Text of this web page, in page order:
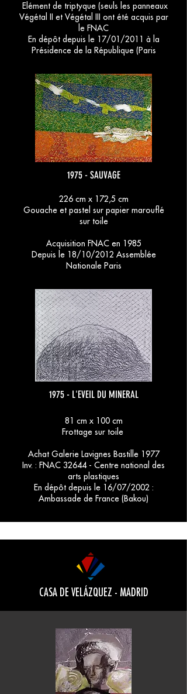
Elément de triptyque (seuls les panneaux
Végétal II et Végétal III ont été acquis par
le FNAC
En dépôt depuis le 17/01/2011 à la
Présidence de la République (Paris
1975 - SAUVAGE
226 cm x 172,5 cm
Gouache et pastel sur papier marouflé
sur toile
Acquisition FNAC en 1985
Depuis le 18/10/2012 Assemblée
Nationale Paris
1975 - L'EVEIL DU MINERAL
81 cm x 100 cm
Frottage sur toile
Achat Galerie Lavignes Bastille 1977
Inv. : FNAC 32644 - Centre national des
arts plastiques
En dépôt depuis le 16/07/2002 :
Ambassade de France (Bakou)
CASA DE VELÁZQUEZ - MADRID